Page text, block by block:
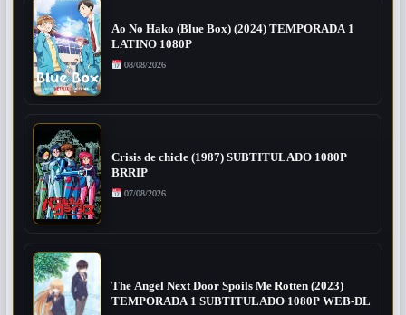
Ao No Hako (Blue Box) (2024) TEMPORADA 1
LATINO 1080P
08/08/2026
Crisis de chicle (1987) SUBTITULADO 1080P
BRRIP
07/08/2026
The Angel Next Door Spoils Me Rotten (2023)
TEMPORADA 1 SUBTITULADO 1080P WEB-DL